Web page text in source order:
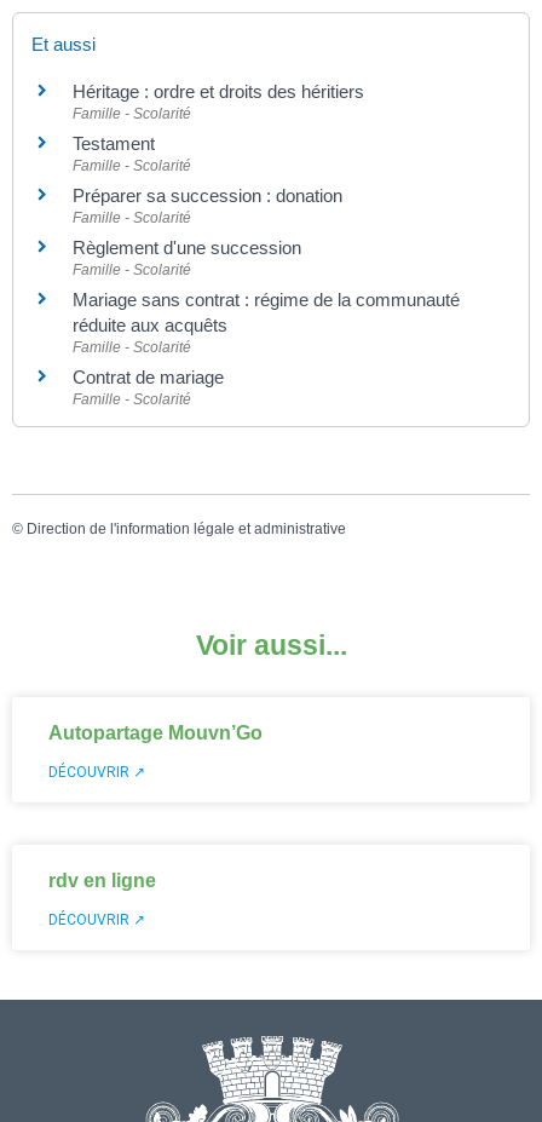
Et aussi
Héritage : ordre et droits des héritiers
Famille - Scolarité
Testament
Famille - Scolarité
Préparer sa succession : donation
Famille - Scolarité
Règlement d'une succession
Famille - Scolarité
Mariage sans contrat : régime de la communauté
réduite aux acquêts
Famille - Scolarité
Contrat de mariage
Famille - Scolarité
© Direction de l'information légale et administrative
Voir aussi...
Autopartage Mouvn’Go
DÉCOUVRIR ↗
rdv en ligne
DÉCOUVRIR ↗